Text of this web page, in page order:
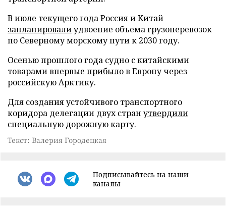
В июле текущего года Россия и Китай
запланировалиудвоение объема грузоперевозок
по Северному морскому пути к 2030 году.
Осенью прошлого года судно с китайскими
товарами впервые прибылов Европу через
российскую Арктику.
Для создания устойчивого транспортного
коридора делегации двух стран утвердили
специальную дорожную карту.
Текст: Валерия Городецкая
Подписывайтесь на наши
каналы